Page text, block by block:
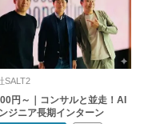
SALT2
円～｜コンサルと並走！AI
ジニア長期インターン